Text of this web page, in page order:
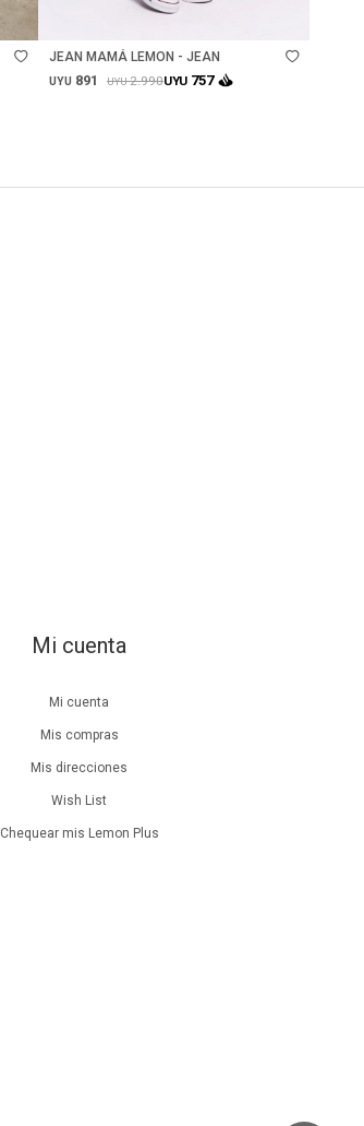
JEAN MAMÁ LEMON - JEAN
UYU 891 UYU2.990UYU 757
Mi cuenta
Mi cuenta
Mis compras
Mis direcciones
Wish List
Chequear mis Lemon Plus